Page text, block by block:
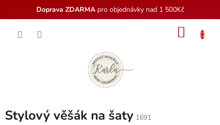
Doprava ZDARMApro objednávky nad 1 500Kč
Stylový věšák na šaty 1691